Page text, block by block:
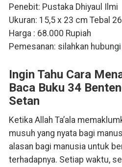
Penebit: Pustaka Dhiyaul Ilmi
Ukuran: 15,5 x 23 cm Tebal
Harga : 68.000 Rupiah
Pemesanan: silahkan hubungi
Ingin Tahu Cara
Baca Buku 34
Setan
Ketika Allah Ta’ala
musuh yang nyata bagi
alasan bagi manusia untuk
terhadapnya. Setiap waktu,